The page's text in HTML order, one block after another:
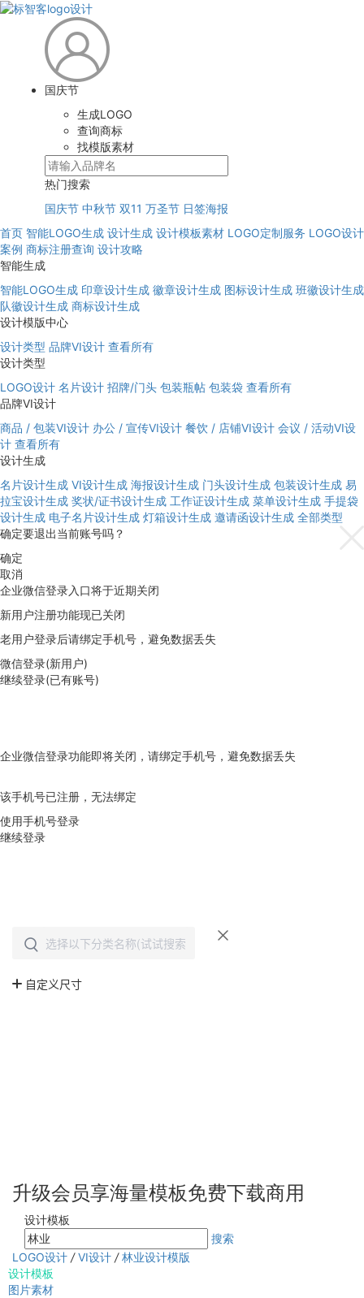
国庆节
生成LOGO
查询商标
找模版素材
热门搜索
国庆节 中秋节 双11 万圣节 日签海报
首页 智能LOGO生成 设计生成 设计模板素材 LOGO定制服务 LOGO设计
案例 商标注册查询 设计攻略
智能生成
智能LOGO生成 印章设计生成 徽章设计生成 图标设计生成 班徽设计生成
队徽设计生成 商标设计生成
设计模版中心
设计类型 品牌VI设计 查看所有
设计类型
LOGO设计 名片设计 招牌/门头 包装瓶帖 包装袋 查看所有
品牌VI设计
商品 / 包装VI设计 办公 / 宣传VI设计 餐饮 / 店铺VI设计 会议 / 活动VI设
计 查看所有
设计生成
名片设计生成 VI设计生成 海报设计生成 门头设计生成 包装设计生成 易
拉宝设计生成 奖状/证书设计生成 工作证设计生成 菜单设计生成 手提袋
设计生成 电子名片设计生成 灯箱设计生成 邀请函设计生成 全部类型
确定要退出当前账号吗？
确定
取消
企业微信登录入口将于近期关闭
新用户注册功能现已关闭
老用户登录后请绑定手机号，避免数据丢失
微信登录(新用户)
继续登录(已有账号)
企业微信登录功能即将关闭，请绑定手机号，避免数据丢失
该手机号已注册，无法绑定
使用手机号登录
继续登录
升级会员享海量模板免费下载商用
设计模板
搜索
LOGO设计 / VI设计 / 林业设计模版
设计模板
图片素材